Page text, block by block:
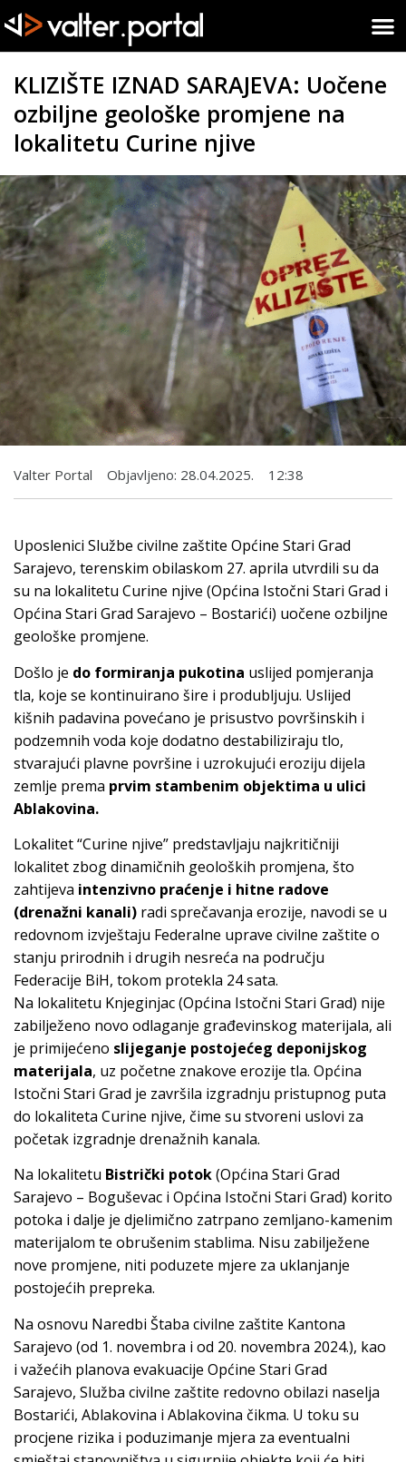
KLIZIŠTE IZNAD SARAJEVA: Uočene
ozbiljne geološke promjene na
lokalitetu Curine njive
Valter Portal Objavljeno: 28.04.2025. 12:38
Uposlenici Službe civilne zaštite Općine Stari Grad
Sarajevo, terenskim obilaskom 27. aprila utvrdili su da
su na lokalitetu Curine njive (Općina Istočni Stari Grad i
Općina Stari Grad Sarajevo – Bostarići) uočene ozbiljne
geološke promjene.
Došlo je do formiranja pukotina uslijed pomjeranja
tla, koje se kontinuirano šire i produbljuju. Uslijed
kišnih padavina povećano je prisustvo površinskih i
podzemnih voda koje dodatno destabiliziraju tlo,
stvarajući plavne površine i uzrokujući eroziju dijela
zemlje prema prvim stambenim objektima u ulici
Ablakovina.
Lokalitet “Curine njive” predstavljaju najkritičniji
lokalitet zbog dinamičnih geoloških promjena, što
zahtijeva intenzivno praćenje i hitne radove
(drenažni kanali) radi sprečavanja erozije, navodi se u
redovnom izvještaju Federalne uprave civilne zaštite o
stanju prirodnih i drugih nesreća na području
Federacije BiH, tokom protekla 24 sata.
Na lokalitetu Knjeginjac (Općina Istočni Stari Grad) nije
zabilježeno novo odlaganje građevinskog materijala, ali
je primijećeno slijeganje postojećeg deponijskog
materijala, uz početne znakove erozije tla. Općina
Istočni Stari Grad je završila izgradnju pristupnog puta
do lokaliteta Curine njive, čime su stvoreni uslovi za
početak izgradnje drenažnih kanala.
Na lokalitetu Bistrički potok(Općina Stari Grad
Sarajevo – Boguševac i Općina Istočni Stari Grad) korito
potoka i dalje je djelimično zatrpano zemljano-kamenim
materijalom te obrušenim stablima. Nisu zabilježene
nove promjene, niti poduzete mjere za uklanjanje
postojećih prepreka.
Na osnovu Naredbi Štaba civilne zaštite Kantona
Sarajevo (od 1. novembra i od 20. novembra 2024.), kao
i važećih planova evakuacije Općine Stari Grad
Sarajevo, Služba civilne zaštite redovno obilazi naselja
Bostarići, Ablakovina i Ablakovina čikma. U toku su
procjene rizika i poduzimanje mjera za eventualni